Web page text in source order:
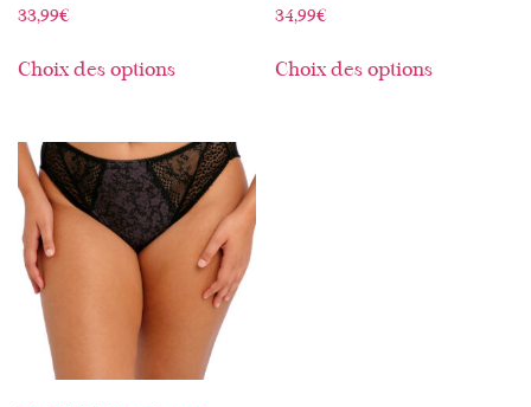
33,99€
Choix des options
34,99€
Choix des options